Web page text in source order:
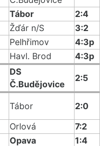
Tábor
2:4
Žďár n/S
3:2
Pelhřimov
4:3p
Havl. Brod 4:3p
DS
Č.Budějovice
2:5
Tábor
2:0
Orlová
7:2
Opava
1:4